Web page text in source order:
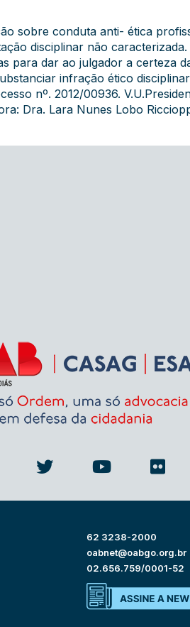
sobre conduta anti- ética
disciplinar não
para dar ao julgador a certeza
infração ético
nº. 2012/00936.
Dra. Lara Nunes Lobo
62 3238-2000
oabnet@oabgo.org.br
02.656.759/0001-52